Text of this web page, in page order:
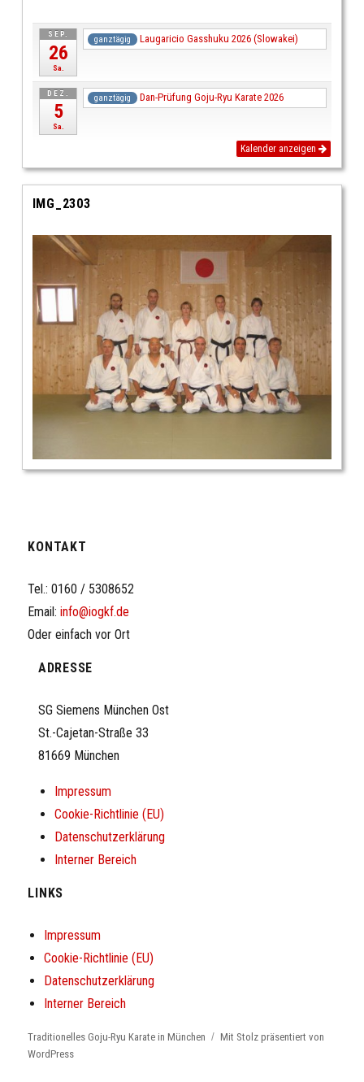
SEP.
26
Sa.
ganztägig Laugaricio Gasshuku 2026 (Slowakei)
DEZ.
5
Sa.
ganztägig Dan-Prüfung Goju-Ryu Karate 2026
Kalender anzeigen
IMG_2303
KONTAKT
Tel.: 0160 / 5308652
Email:info@iogkf.de
Oder einfach vor Ort
ADRESSE
SG Siemens München Ost
St.-Cajetan-Straße 33
81669 München
Impressum
Cookie-Richtlinie (EU)
Datenschutzerklärung
Interner Bereich
LINKS
Impressum
Cookie-Richtlinie (EU)
Datenschutzerklärung
Interner Bereich
Traditionelles Goju-Ryu Karate in München
Mit Stolz präsentiert von
WordPress